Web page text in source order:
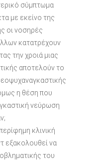
σύμπτωμα
με εκείνο της
οι νοσηρές
κατατρέχουν
την χροιά μιας
αποτελούν το
η θέση που
νεύρωση
κλινική
εξακολουθεί να
του